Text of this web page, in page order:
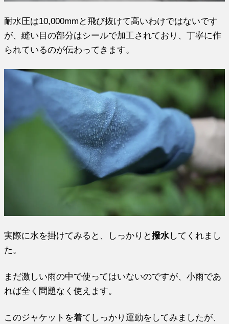
耐水圧は10,000mmと飛び抜けて高いわけではないです
が、縫い目の部分はシールで加工されており、丁寧に作
られているのが伝わってきます。
実際に水を掛けてみると、しっかりと撥水してくれまし
た。
まだ激しい雨の中で使ってはいないのですが、小雨であ
れば全く問題なく使えます。
このジャケットを着てしっかり運動をしてみましたが、